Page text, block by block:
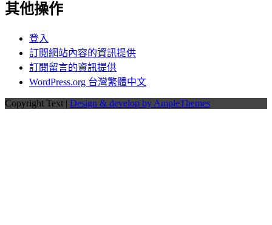
其他操作
登入
訂閱網站內容的資訊提供
訂閱留言的資訊提供
WordPress.org 台灣繁體中文
Copyright Text | Design & develop by AmpleThemes